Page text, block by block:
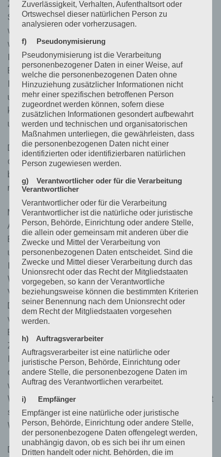
Zeichenfolge, durch welche Internetseiten und
Server dem konkreten Internetbrowser zugeordnet
werden können, in dem das Cookie gespeichert
wurde. Dies ermöglicht es den besuchten
Internetseiten und Servern, den individuellen
Browser der betroffenen Person von anderen
Internetbrowsern, die andere Cookies enthalten, zu
unterscheiden. Ein bestimmter Internetbrowser
kann über die eindeutige Cookie-ID wiedererkannt
und identifiziert werden.
Durch den Einsatz von Cookies kann den Nutzern
dieser Internetseite nutzerfreundlichere Services
bereitstellen, die ohne die Cookie-Setzung nicht
möglich wären.
Mittels eines Cookies können die Informationen und
Angebote auf unserer Internetseite im Sinne des
Benutzers optimiert werden. Cookies ermöglichen
uns, wie bereits erwähnt, die Benutzer unserer
Internetseite wiederzuerkennen. Zweck dieser
Wiedererkennung ist es, den Nutzern die
Verwendung unserer Internetseite zu erleichtern.
Der Benutzer einer Internetseite, die Cookies
verwendet, muss beispielsweise nicht bei jedem
Besuch der Internetseite erneut seine
Zugangsdaten eingeben, weil dies von der
Internetseite und dem auf dem Computersystem
des Benutzers abgelegten Cookie übernommen
wird. Ein weiteres Beispiel ist das Cookie eines
Warenkorbes im Online-Shop. Der Online-Shop merkt
sich die Artikel, die ein Kunde in den virtuellen
Warenkorb gelegt hat, über ein Cookie.
Die betroffene Person kann die Setzung von
Zuverlässigkeit, Verhalten, Aufenthaltsort oder
Ortswechsel dieser natürlichen Person zu
analysieren oder vorherzusagen.
f) Pseudonymisierung
Pseudonymisierung ist die Verarbeitung
personenbezogener Daten in einer Weise, auf
welche die personenbezogenen Daten ohne
Hinzuziehung zusätzlicher Informationen nicht
mehr einer spezifischen betroffenen Person
zugeordnet werden können, sofern diese
zusätzlichen Informationen gesondert aufbewahrt
werden und technischen und organisatorischen
Maßnahmen unterliegen, die gewährleisten, dass
die personenbezogenen Daten nicht einer
identifizierten oder identifizierbaren natürlichen
Person zugewiesen werden.
g) Verantwortlicher oder für die Verarbeitung
Verantwortlicher
Verantwortlicher oder für die Verarbeitung
Verantwortlicher ist die natürliche oder juristische
Person, Behörde, Einrichtung oder andere Stelle,
die allein oder gemeinsam mit anderen über die
Zwecke und Mittel der Verarbeitung von
personenbezogenen Daten entscheidet. Sind die
Zwecke und Mittel dieser Verarbeitung durch das
Unionsrecht oder das Recht der Mitgliedstaaten
vorgegeben, so kann der Verantwortliche
beziehungsweise können die bestimmten Kriterien
seiner Benennung nach dem Unionsrecht oder
dem Recht der Mitgliedstaaten vorgesehen
werden.
h) Auftragsverarbeiter
Auftragsverarbeiter ist eine natürliche oder
juristische Person, Behörde, Einrichtung oder
andere Stelle, die personenbezogene Daten im
Auftrag des Verantwortlichen verarbeitet.
i) Empfänger
Empfänger ist eine natürliche oder juristische
Person, Behörde, Einrichtung oder andere Stelle,
der personenbezogene Daten offengelegt werden,
unabhängig davon, ob es sich bei ihr um einen
Dritten handelt oder nicht. Behörden, die im